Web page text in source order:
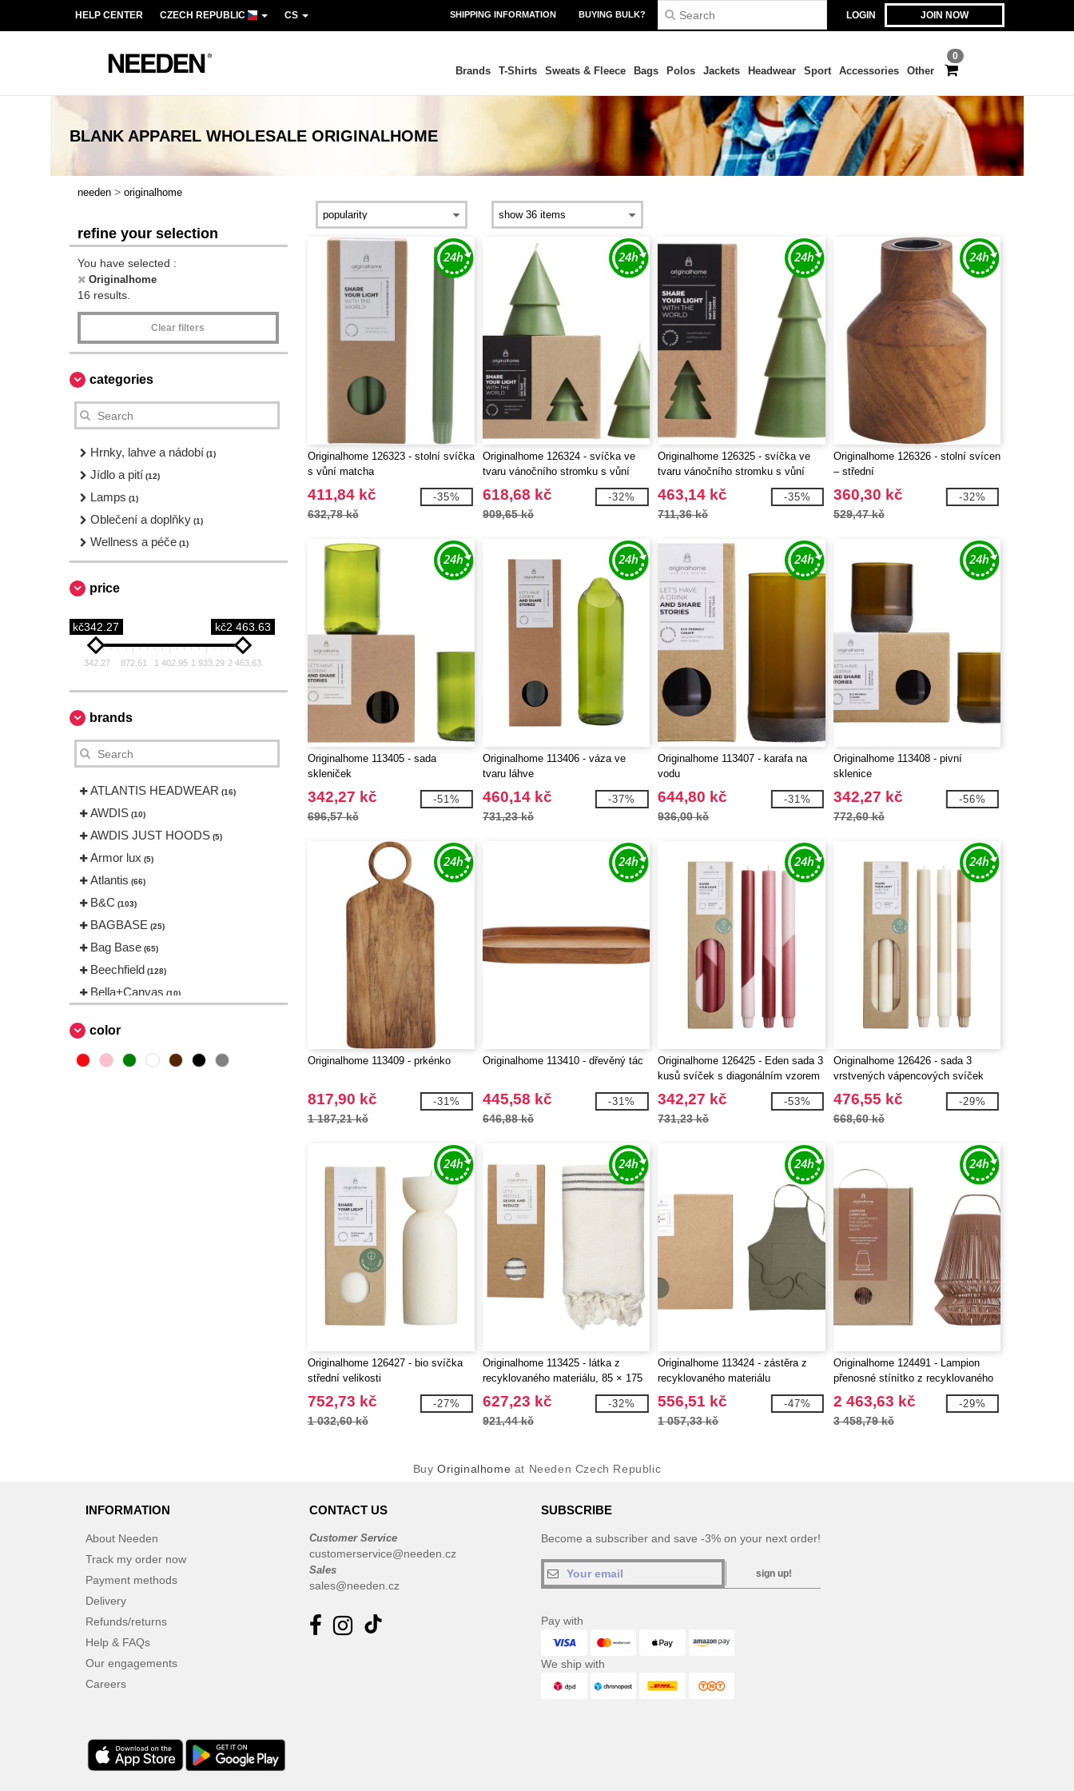
LOGIN JOIN NOW
HELP CENTER CZECH REPUBLIC CS SHIPPING INFORMATION BUYING BULK?
0
Brands T-Shirts Sweats & Fleece Bags Polos Jackets Headwear Sport Accessories Other
BLANK APPAREL WHOLESALE ORIGINALHOME
needen > originalhome
refine your selection
You have selected :
Originalhome
16 results.
Clear filters
categories
Hrnky, lahve a nádobí (1)
Jídlo a pití (12)
Lamps (1)
Oblečení a doplňky (1)
Wellness a péče (1)
price
kč342.27 kč2 463.63
342.27 872.61 1 402.95 1 933.29 2 463.63
brands
ATLANTIS HEADWEAR (16)
AWDIS (10)
AWDIS JUST HOODS (5)
Armor lux (5)
Atlantis (66)
B&C (103)
BAGBASE (25)
Bag Base (65)
Beechfield (128)
Bella+Canvas (10)
Build Your Brand
CASE LOGIC (17)
JournalBooks (6)
Karst®
Kooduu
Korntex (11)
Label Serie
Larkwood (2)
Larq (4)
Mepal (23)
Moleskine
color
Originalhome 126323 - stolní svíčka
s vůní matcha
411,84 kč
632,78 kč
-35%
Originalhome 126324 - svíčka ve
tvaru vánočního stromku s vůní
matcha – střední
618,68 kč
909,65 kč
-32%
Originalhome 126325 - svíčka ve
tvaru vánočního stromku s vůní
matcha – velká
463,14 kč
711,36 kč
-35%
Originalhome 126326 - stolní svícen
– střední
360,30 kč
529,47 kč
-32%
Originalhome 113405 - sada
skleniček
342,27 kč
696,57 kč
-51%
Originalhome 113406 - váza ve
tvaru láhve
460,14 kč
731,23 kč
-37%
Originalhome 113407 - karafa na
vodu
644,80 kč
936,00 kč
-31%
Originalhome 113408 - pivní
sklenice
342,27 kč
772,60 kč
-56%
Originalhome 113409 - prkénko
817,90 kč
1 187,21 kč
-31%
Originalhome 113410 - dřevěný tác
445,58 kč
646,88 kč
-31%
Originalhome 126425 - Eden sada 3
kusů svíček s diagonálním vzorem
342,27 kč
731,23 kč
-53%
Originalhome 126426 - sada 3
vrstvených vápencových svíček
476,55 kč
668,60 kč
-29%
Originalhome 126427 - bio svíčka
střední velikosti
752,73 kč
1 032,60 kč
-27%
Originalhome 113425 - látka z
recyklovaného materiálu, 85 × 175
cm
627,23 kč
921,44 kč
-32%
Originalhome 113424 - zástěra z
recyklovaného materiálu
556,51 kč
1 057,33 kč
-47%
Originalhome 124491 - Lampion
přenosné stínítko z recyklovaného
materiálu
2 463,63 kč
3 458,79 kč
-29%
BuyOriginalhome at Needen Czech Republic
INFORMATION
About Needen
Track my order now
Payment methods
Delivery
Refunds/returns
Help & FAQs
Our engagements
Careers
CONTACT US
Customer Service
customerservice@needen.cz
Sales
sales@needen.cz
SUBSCRIBE
Become a subscriber and save -3% on your next order!
sign up!
Pay with
We ship with